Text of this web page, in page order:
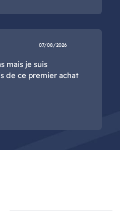
07/08/2026
mais je suis
de ce premier achat